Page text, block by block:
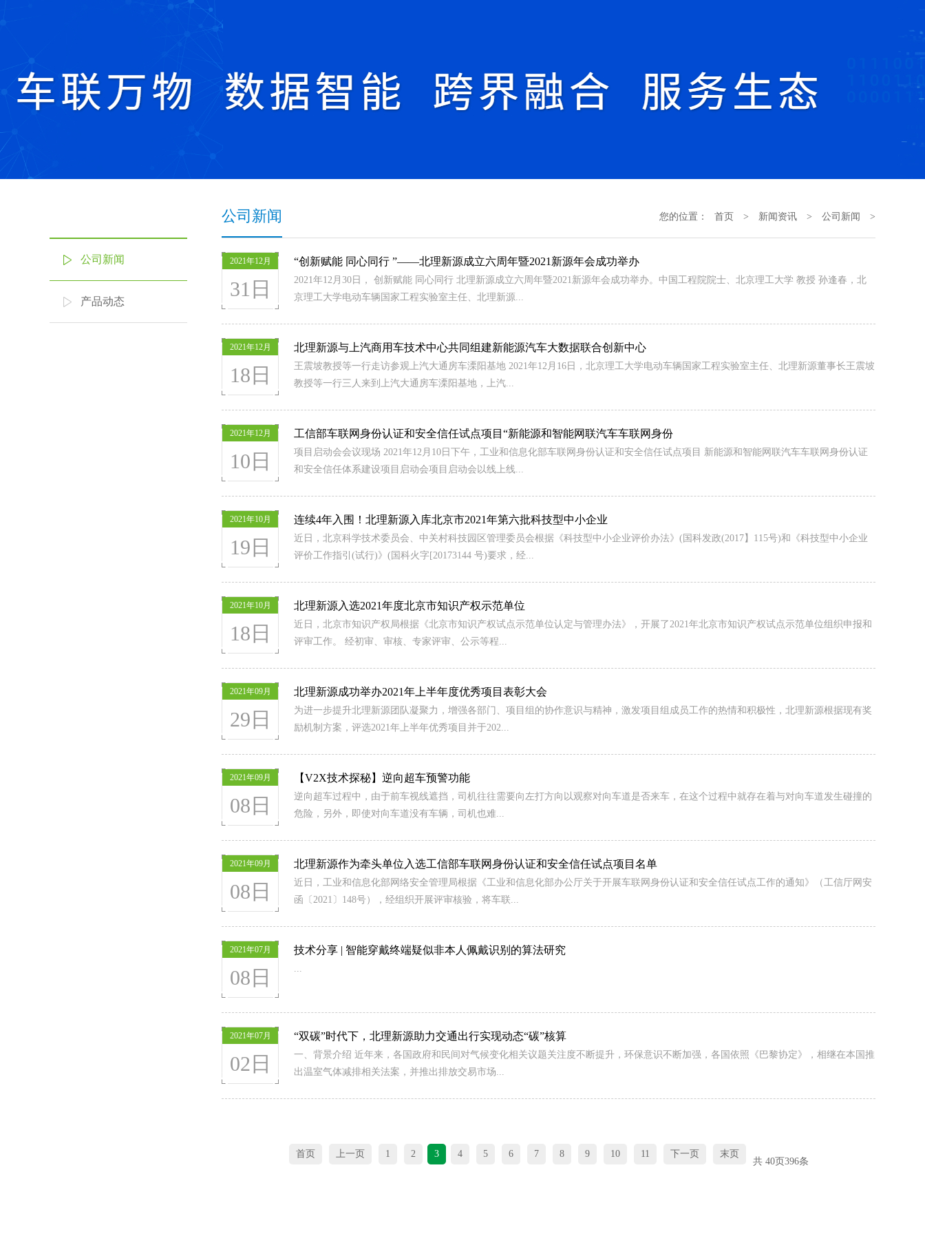
公司新闻
产品动态
公司新闻 您的位置： 首页 > 新闻资讯 > 公司新闻 >
2021年12月
31日
“创新赋能 同心同行 ”——北理新源成立六周年暨2021新源年会成功举办
2021年12月30日， 创新赋能 同心同行 北理新源成立六周年暨2021新源年会成功举办。中国工程院院士、北京理工大学 教授 孙逢春，北
京理工大学电动车辆国家工程实验室主任、北理新源...
2021年12月
18日
北理新源与上汽商用车技术中心共同组建新能源汽车大数据联合创新中心
王震坡教授等一行走访参观上汽大通房车溧阳基地 2021年12月16日，北京理工大学电动车辆国家工程实验室主任、北理新源董事长王震坡
教授等一行三人来到上汽大通房车溧阳基地，上汽...
2021年12月
10日
工信部车联网身份认证和安全信任试点项目“新能源和智能网联汽车车联网身份
项目启动会会议现场 2021年12月10日下午，工业和信息化部车联网身份认证和安全信任试点项目 新能源和智能网联汽车车联网身份认证
和安全信任体系建设项目启动会项目启动会以线上线...
2021年10月
19日
连续4年入围！北理新源入库北京市2021年第六批科技型中小企业
近日，北京科学技术委员会、中关村科技园区管理委员会根据《科技型中小企业评价办法》(国科发政(2017】115号)和《科技型中小企业
评价工作指引(试行)》(国科火字[20173144 号)要求，经...
2021年10月
18日
北理新源入选2021年度北京市知识产权示范单位
近日，北京市知识产权局根据《北京市知识产权试点示范单位认定与管理办法》，开展了2021年北京市知识产权试点示范单位组织申报和
评审工作。 经初审、审核、专家评审、公示等程...
2021年09月
29日
北理新源成功举办2021年上半年度优秀项目表彰大会
为进一步提升北理新源团队凝聚力，增强各部门、项目组的协作意识与精神，激发项目组成员工作的热情和积极性，北理新源根据现有奖
励机制方案，评选2021年上半年优秀项目并于202...
2021年09月
08日
【V2X技术探秘】逆向超车预警功能
逆向超车过程中，由于前车视线遮挡，司机往往需要向左打方向以观察对向车道是否来车，在这个过程中就存在着与对向车道发生碰撞的
危险，另外，即使对向车道没有车辆，司机也难...
2021年09月
08日
北理新源作为牵头单位入选工信部车联网身份认证和安全信任试点项目名单
近日，工业和信息化部网络安全管理局根据《工业和信息化部办公厅关于开展车联网身份认证和安全信任试点工作的通知》（工信厅网安
函〔2021〕148号），经组织开展评审核验，将车联...
2021年07月
08日
技术分享 | 智能穿戴终端疑似非本人佩戴识别的算法研究
...
2021年07月
02日
“双碳”时代下，北理新源助力交通出行实现动态“碳”核算
一、背景介绍 近年来，各国政府和民间对气候变化相关议题关注度不断提升，环保意识不断加强，各国依照《巴黎协定》，相继在本国推
出温室气体减排相关法案，并推出排放交易市场...
首页 上一页 1 2 3 4 5 6 7 8 9 10 11 下一页 末页
共 40页 396条